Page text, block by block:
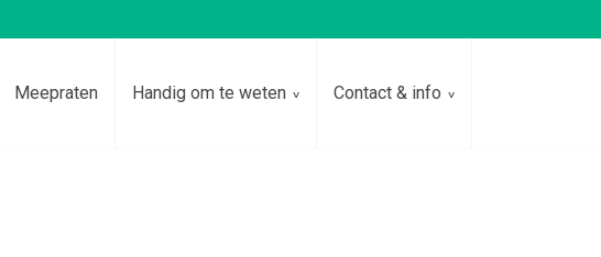
Meepraten Handig om te weten Contact & info